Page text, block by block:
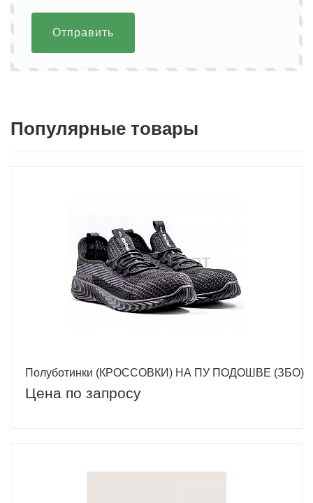
Отправить
Популярные товары
Полуботинки (КРОССОВКИ) НА ПУ ПОДОШВЕ (ЗБО)
Цена по запросу